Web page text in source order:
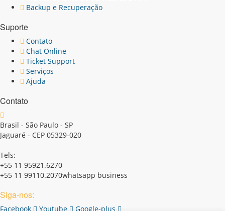
Backup e Recuperação
Suporte
Contato
Chat Online
Ticket Support
Serviços
Ajuda
Contato
Brasil - São Paulo - SP
Jaguaré - CEP 05329-020
Tels:
+55 11 95921.6270
+55 11 99110.2070whatsapp business
Siga-nos:
Facebook Youtube Google-plus